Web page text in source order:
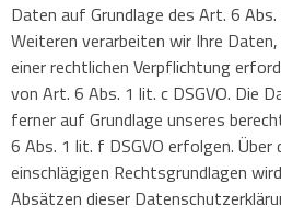
Daten auf Grundlage des Art. 6 Abs.
Weiteren verarbeiten wir Ihre
einer rechtlichen Verpflichtung
von Art. 6 Abs. 1 lit. c DSGVO. Die
ferner auf Grundlage unseres
6 Abs. 1 lit. f DSGVO erfolgen. Über
einschlägigen Rechtsgrundlagen
Absätzen dieser